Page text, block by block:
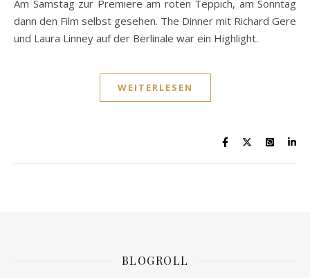
Am Samstag zur Premiere am roten Teppich, am Sonntag
dann den Film selbst gesehen. The Dinner mit Richard Gere
und Laura Linney auf der Berlinale war ein Highlight.
WEITERLESEN
BLOGROLL